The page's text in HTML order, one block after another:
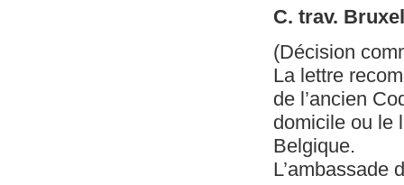
C. trav.
(Décision
La lettre
de l’ancien
domicile ou le
Belgique.
L’ambassade